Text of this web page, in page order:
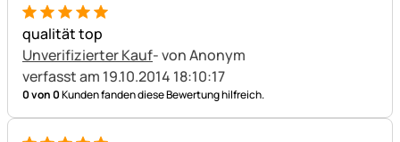
5 von 5
qualität top
Unverifizierter Kauf- von Anonym
verfasst am 19.10.2014 18:10:17
0 von 0Kunden fanden diese Bewertung hilfreich.